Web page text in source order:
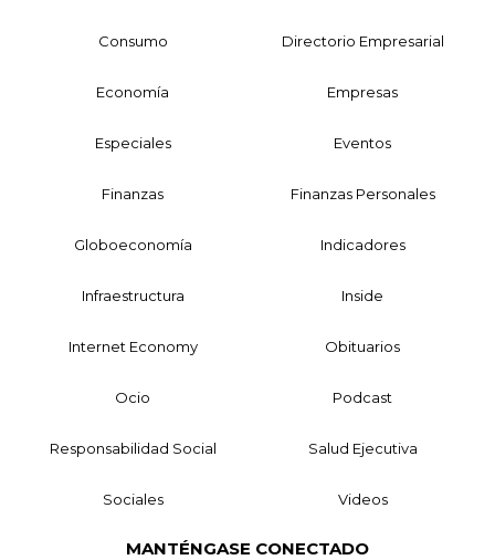
Consumo Directorio Empresarial
Economía Empresas
Especiales Eventos
Finanzas Finanzas Personales
Globoeconomía Indicadores
Infraestructura Inside
Internet Economy Obituarios
Ocio Podcast
Responsabilidad Social Salud Ejecutiva
Sociales Videos
MANTÉNGASE CONECTADO